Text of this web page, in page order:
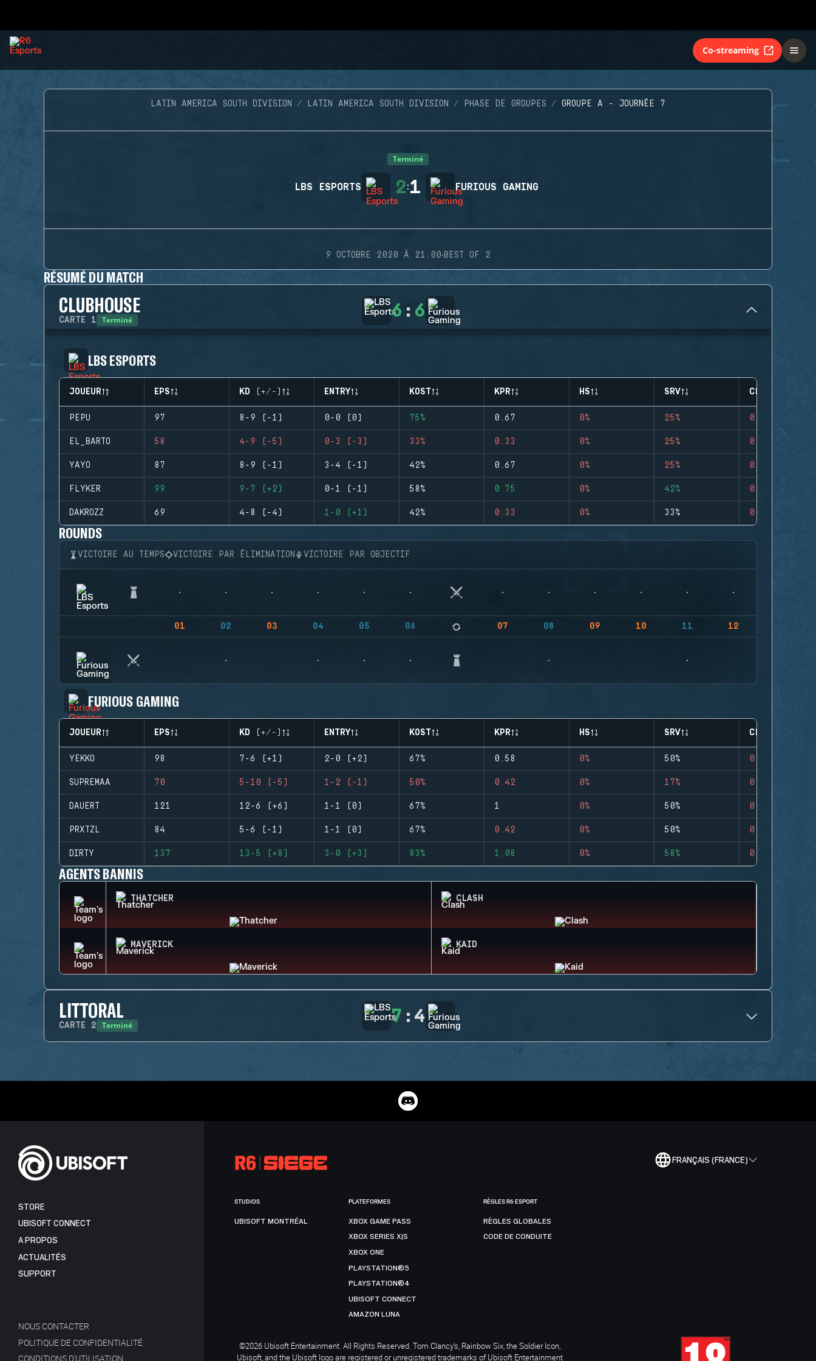
Co-streaming
LATIN AMERICA SOUTH DIVISION LATIN AMERICA SOUTH DIVISION PHASE DE GROUPES GROUPE A - JOURNÉE 7
Terminé
LBS ESPORTS 2:1 FURIOUS GAMING
9 OCTOBRE 2020 À 21:00·BEST OF 2
RÉSUMÉ DU MATCH
CLUBHOUSE
CARTE 1 Terminé 6 : 6
LBS ESPORTS
JOUEUR EPS KD (+/-) ENTRY KOST KPR HS SRV CLUTCHES
PEPU 97 8-9 (-1) 0-0 (0) 75% 0.67 0% 25% 0
EL_BARTO 58 4-9 (-5) 0-3 (-3) 33% 0.33 0% 25% 0
YAYO 87 8-9 (-1) 3-4 (-1) 42% 0.67 0% 25% 0
FLYKER 99 9-7 (+2) 0-1 (-1) 58% 0.75 0% 42% 0
DAKROZZ 69 4-8 (-4) 1-0 (+1) 42% 0.33 0% 33% 0
ROUNDS
VICTOIRE AU TEMPS VICTOIRE PAR ÉLIMINATION VICTOIRE PAR OBJECTIF
01 02 03 04 05 06 07 08 09 10 11 12
FURIOUS GAMING
JOUEUR EPS KD (+/-) ENTRY KOST KPR HS SRV CLUTCHES
YEKKO 98 7-6 (+1) 2-0 (+2) 67% 0.58 0% 50% 0
SUPREMAA 70 5-10 (-5) 1-2 (-1) 50% 0.42 0% 17% 0
DAUERT 121 12-6 (+6) 1-1 (0) 67% 1 0% 50% 0
PRXTZL 84 5-6 (-1) 1-1 (0) 67% 0.42 0% 50% 0
DIRTY 137 13-5 (+8) 3-0 (+3) 83% 1.08 0% 58% 0
AGENTS BANNIS
THATCHER CLASH
MAVERICK KAID
LITTORAL
CARTE 2 Terminé 7 : 4
FRANÇAIS (FRANCE)
STORE
UBISOFT CONNECT
A PROPOS
ACTUALITÉS
SUPPORT
NOUS CONTACTER
POLITIQUE DE CONFIDENTIALITÉ
CONDITIONS D'UTILISATION
STUDIOS
UBISOFT MONTRÉAL
PLATEFORMES
XBOX GAME PASS
XBOX SERIES X|S
XBOX ONE
PLAYSTATION®5
PLAYSTATION®4
UBISOFT CONNECT
AMAZON LUNA
RÈGLES R6 ESPORT
RÈGLES GLOBALES
CODE DE CONDUITE
©2026 Ubisoft Entertainment. All Rights Reserved. Tom Clancy’s, Rainbow Six, the Soldier Icon,
Ubisoft, and the Ubisoft logo are registered or unregistered trademarks of Ubisoft Entertainment